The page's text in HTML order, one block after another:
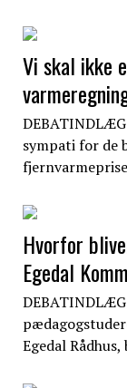
Vi skal ikke
sympati for de
Hvorfor
Egedal
Egedal